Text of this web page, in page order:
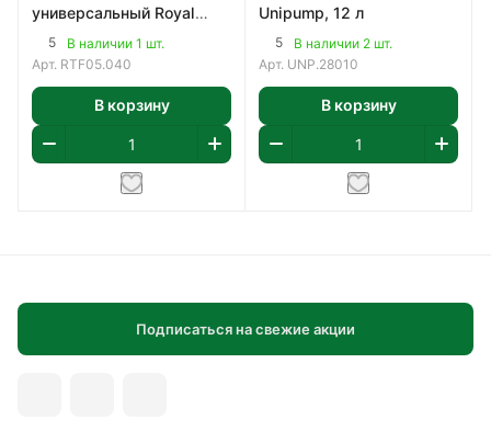
универсальный Royal
Thermo 60/100L 1000 мм
5
В наличии 1 шт.
Арт. RTF05.040
В корзину
Unipump, 12 л
5
В наличии 2 шт.
Арт. UNP.28010
В корзину
Подписаться на свежие акции